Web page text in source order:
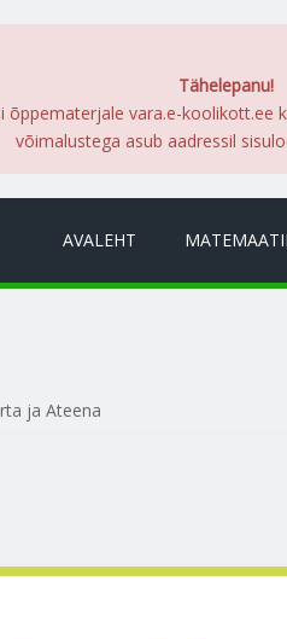
Tähelepanu!
vara.e-
võimalustega asub aadressil
AVALEHT
ja Ateena